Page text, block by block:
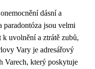
dásní a
paradontóza jsou velmi
k uvolnění a ztrátě zubů,
Vary je adresářový
Varech, který poskytuje